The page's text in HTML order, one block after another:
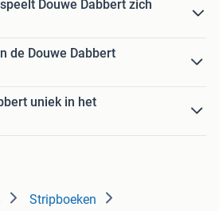
Douwe Dabbert zich
de Douwe Dabbert
uniek in het
Stripboeken